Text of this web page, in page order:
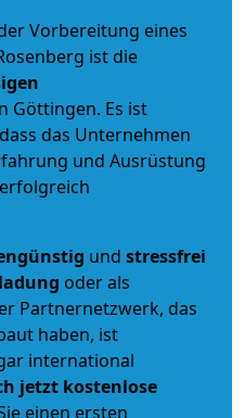
Vorbereitung eines
ist die
Göttingen. Es ist
das Unternehmen
und Ausrüstung
und stressfrei
oder als
Partnernetzwerk, das
haben, ist
international
jetzt kostenlose
einen ersten